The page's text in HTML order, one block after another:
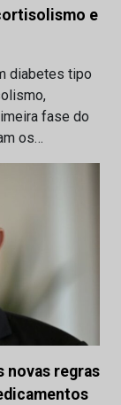
e
diabetes tipo
fase do
os…
novas regras